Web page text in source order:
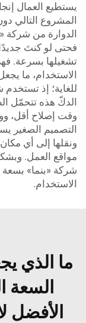
يستطيع العمال
المشروع التالي
فحتى لو كنتَ جديدًا
تشغيلها بسرعة.
الاستخدام، ما
للغاية؛ إذ تستخدم
الدكّ هذه تتحمّل
وقت إصلاح أقل،
التصميم الصغير
ونقلها إلى أي
مواقع العمل.
الاستخدام.
ما الذي
الأفضل